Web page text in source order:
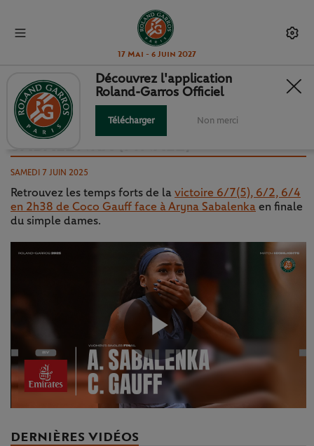
17 Mai - 6 Juin 2027
HIGHLIGHTS BY EMIRATES :
COCO GAUFF - ARYNA
SABALENKA (FINALE)
SAMEDI 7 JUIN 2025
Retrouvez les temps forts de la victoire 6/7(5), 6/2, 6/4
en 2h38 de Coco Gauff face à Aryna Sabalenka en finale
du simple dames.
Play
DERNIÈRES VIDÉOS
Découvrez l'application
Roland-Garros Officiel
Télécharger Non merci